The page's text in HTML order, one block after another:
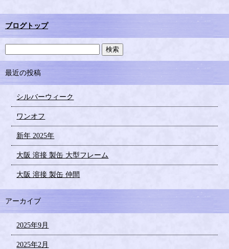
ブログトップ
最近の投稿
シルバーウィーク
ワンオフ
新年 2025年
大阪 溶接 製缶 大型フレーム
大阪 溶接 製缶 仲間
アーカイブ
2025年9月
2025年2月